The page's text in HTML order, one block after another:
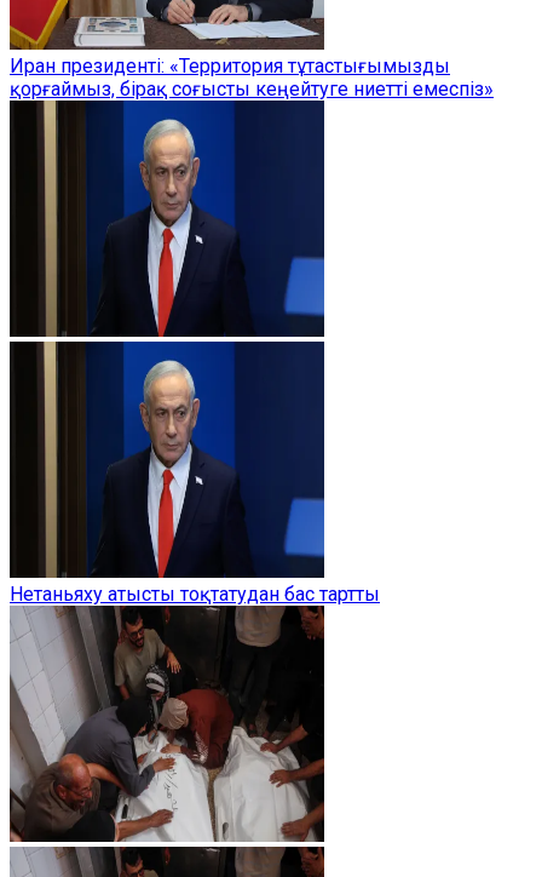
Иран президенті: «Территория тұтастығымызды
қорғаймыз, бірақ соғысты кеңейтуге ниетті емеспіз»
Нетаньяху атысты тоқтатудан бас тартты